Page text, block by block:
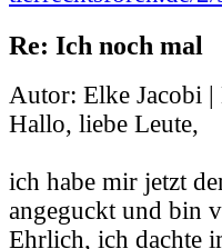
Re: Ich noch mal
Autor: Elke Jacobi |
Hallo, liebe Leute,
ich habe mir jetzt
angeguckt und bin
Ehrlich, ich dachte